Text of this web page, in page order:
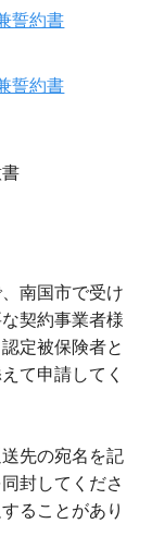
誓約書
誓約書
南国市で受け
契約事業者様
定被保険者と
て申請してく
先の宛名を記
封してくださ
ることがあり